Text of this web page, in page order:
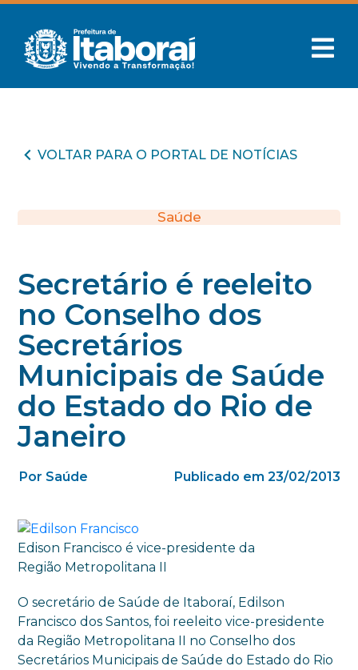
VOLTAR PARA O PORTAL DE NOTÍCIAS
Saúde
Secretário é reeleito
no Conselho dos
Secretários
Municipais de Saúde
do Estado do Rio de
Janeiro
Por Saúde Publicado em 23/02/2013
Edison Francisco é vice-presidente da
Região Metropolitana II
O secretário de Saúde de Itaboraí, Edilson
Francisco dos Santos, foi reeleito vice-presidente
da Região Metropolitana II no Conselho dos
Secretários Municipais de Saúde do Estado do Rio